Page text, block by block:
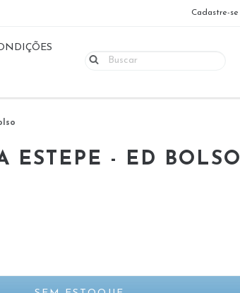
Cadastre-se
ESTEPE - ED BOLSO